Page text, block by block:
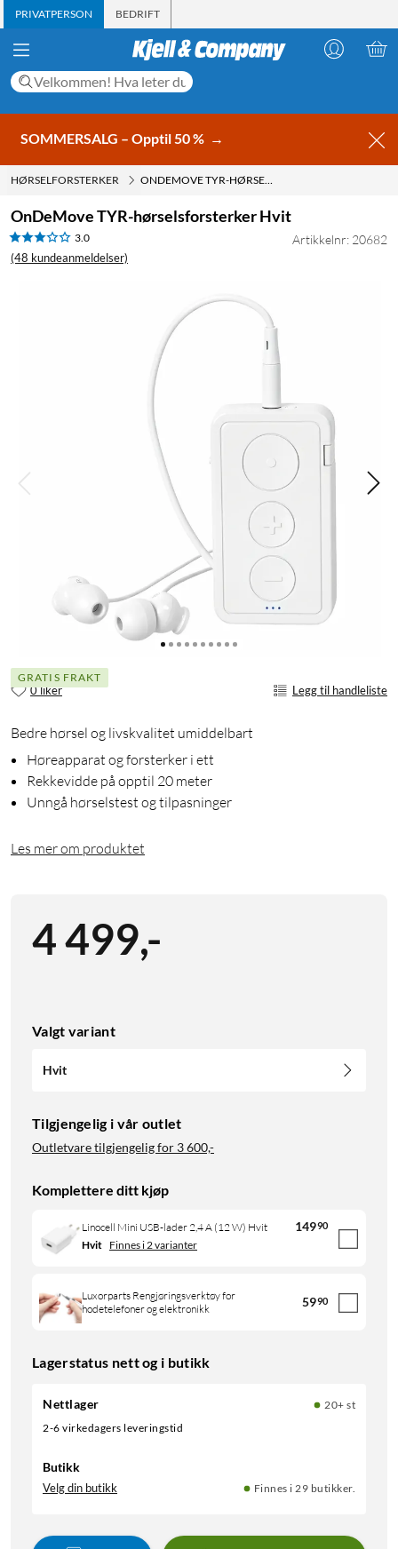
PRIVATPERSON BEDRIFT
SOMMERSALG – Opptil 50 % →
HØRSELFORSTERKER ONDEMOVE TYR-HØRSELSFORSTERKER HVIT
OnDeMove TYR-hørselsforsterker Hvit
3.0
(48 kundeanmeldelser)
Artikkelnr: 20682
GRATIS FRAKT
0 liker Legg til handleliste
Bedre hørsel og livskvalitet umiddelbart
Høreapparat og forsterker i ett
Rekkevidde på opptil 20 meter
Unngå hørselstest og tilpasninger
Les mer om produktet
4 499,-
Valgt variant
Hvit
Tilgjengelig i vår outlet
Outletvare tilgjengelig for 3 600,-
Komplettere ditt kjøp
Linocell Mini USB-lader 2,4 A (12 W) Hvit 14990
Hvit Finnes i 2 varianter
Luxorparts Rengjøringsverktøy for
hodetelefoner og elektronikk
5990
Lagerstatus nett og i butikk
Nettlager
20+ st
2-6 virkedagers leveringstid
Butikk
Velg din butikk Finnes i 29 butikker.